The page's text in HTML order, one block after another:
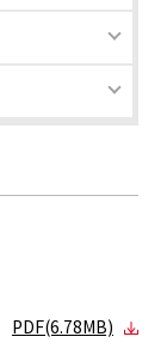
PDF(6.78MB)